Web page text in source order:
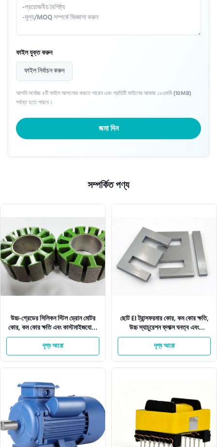
ফাইল যুক্ত করুন
ফাইল নির্বাচন করুন
আপনি সর্বোচ্চ ৫টি ফাইল আপলোড করতে পারেন এবং প্রতিটি ফাইলের আকার ১০এমবি (10MB)
পর্যন্ত হতে পারবে।
জমা দিন
সম্পর্কিত পণ্য
উচ্চ-গ্রেডের সিলিকন স্টিল ড্রোন মোটর
কোর, কম কোর ক্ষতি এবং কাস্টমাইজযোগ্য
মাত্রা সহ
দৃশ্য আরো
ছোট EI ট্রান্সফরমার কোর, কম কোর ক্ষতি,
উচ্চ স্যাচুরেশন ফ্লাক্স ঘনত্ব এবং
সুনির্দিষ্টভাবে স্ট্যাম্প করা ল্যামিনেশন সহ
দৃশ্য আরো